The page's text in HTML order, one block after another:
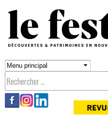
principal